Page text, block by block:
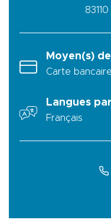
83110
Moyen(s)
Carte
Langues
Français